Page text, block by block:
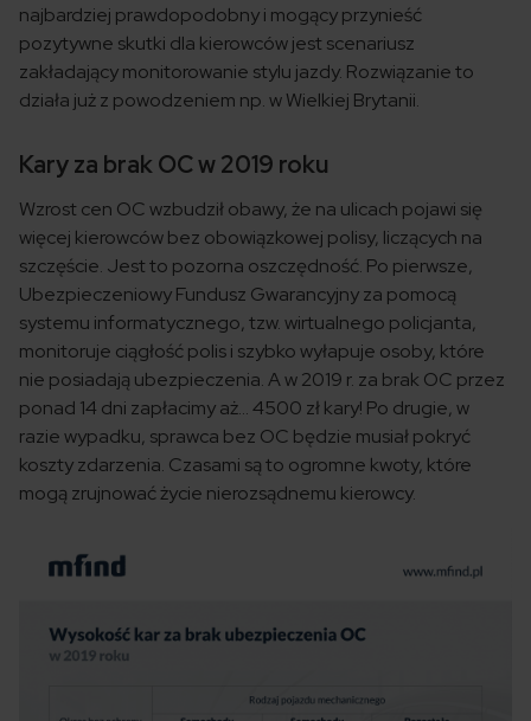
najbardziej prawdopodobny i mogący przynieść
pozytywne skutki dla kierowców jest scenariusz
zakładający monitorowanie stylu jazdy. Rozwiązanie to
działa już z powodzeniem np. w Wielkiej Brytanii.
Kary za brak OC w 2019 roku
Wzrost cen OC wzbudził obawy, że na ulicach pojawi się
więcej kierowców bez obowiązkowej polisy, liczących na
szczęście. Jest to pozorna oszczędność. Po pierwsze,
Ubezpieczeniowy Fundusz Gwarancyjny za pomocą
systemu informatycznego, tzw. wirtualnego policjanta,
monitoruje ciągłość polis i szybko wyłapuje osoby, które
nie posiadają ubezpieczenia. A w 2019 r. za brak OC przez
ponad 14 dni zapłacimy aż… 4500 zł kary! Po drugie, w
razie wypadku, sprawca bez OC będzie musiał pokryć
koszty zdarzenia. Czasami są to ogromne kwoty, które
mogą zrujnować życie nierozsądnemu kierowcy.